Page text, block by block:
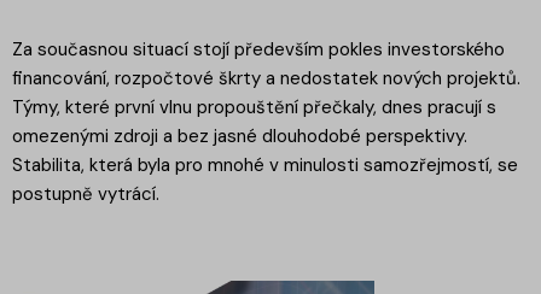
Za současnou situací stojí především pokles investorského
financování, rozpočtové škrty a nedostatek nových projektů.
Týmy, které první vlnu propouštění přečkaly, dnes pracují s
omezenými zdroji a bez jasné dlouhodobé perspektivy.
Stabilita, která byla pro mnohé v minulosti samozřejmostí, se
postupně vytrácí.